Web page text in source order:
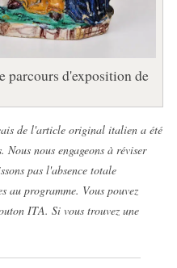
parcours d'exposition de
de l'article original italien a été
nous engageons à réviser
pas l'absence totale
au programme. Vous pouvez
ITA. Si vous trouvez une